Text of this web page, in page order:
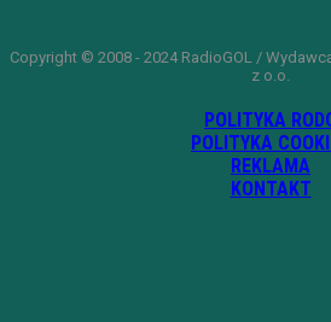
Copyright © 2008 - 2024 RadioGOL /
z o.o.
POLITYKA
POLITYKA
REKLAMA
KONTAKT